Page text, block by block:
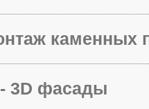
каменных
3D фасады